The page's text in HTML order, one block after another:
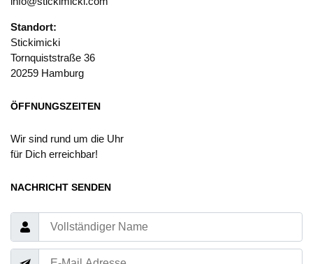
Standort:
Stickimicki
Tornquiststraße 36
20259 Hamburg
ÖFFNUNGSZEITEN
Wir sind rund um die Uhr
für Dich erreichbar!
NACHRICHT SENDEN